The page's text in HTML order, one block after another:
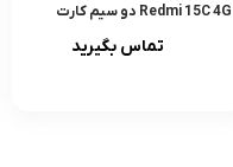
Redmi 15C 4G دو سیم کارت
تماس بگیرید